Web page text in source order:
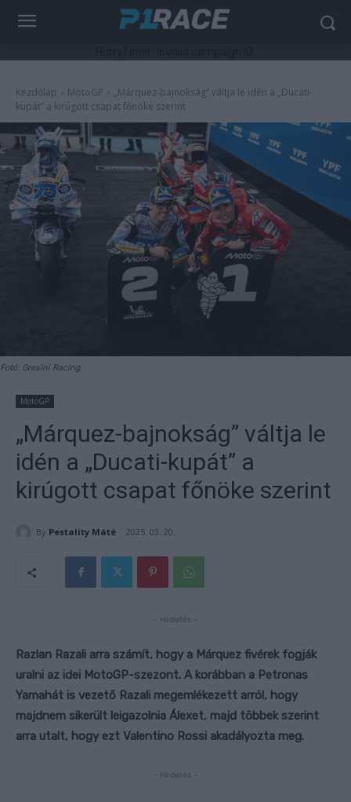
Kezdőlap MotoGP
„Márquez-bajnokság” váltja le idén a „Ducati-
kupát” a kirúgott csapat főnöke szerint
Fotó: Gresini Racing
MotoGP
„Márquez-bajnokság” váltja le
idén a „Ducati-kupát” a
kirúgott csapat főnöke szerint
By Pestality Máté 2025. 03. 20.
- Hirdetés -
Razlan Razali arra számít, hogy a Márquez fivérek fogják
uralni az idei MotoGP-szezont. A korábban a Petronas
Yamahát is vezető Razali megemlékezett arról, hogy
majdnem sikerült leigazolnia Álexet, majd többek szerint
arra utalt, hogy ezt Valentino Rossi akadályozta meg.
- Hirdetés -